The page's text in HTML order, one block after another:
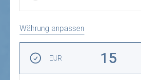
Währung anpassen
EUR 15